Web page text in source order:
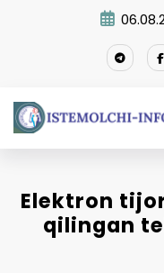
Elektron
qilingan